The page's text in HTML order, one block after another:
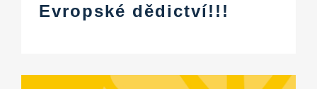
Evropské dědictví!!!